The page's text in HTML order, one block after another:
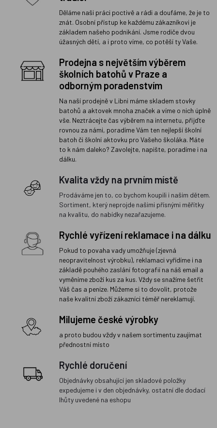
Děláme naši práci poctivě a rádi a doufáme, že je to
znát. Osobní přístup ke každému zákazníkovi je
základem našeho podnikání. Jsme rodiče dvou
úžasných dětí, a i proto víme, co potěší ty Vaše.
Prodejna s největším výběrem
školních batohů v Praze a
odborným poradenstvím
Na naší prodejně v Libni máme skladem stovky
batohů a aktovek mnoha značek a víme o nich úplně
vše. Neztrácejte čas výběrem na internetu, přijďte
rovnou za námi, poradíme Vám ten nejlepší školní
batoh či školní aktovku pro Vašeho školáka. Máte
to k nám daleko? Zavolejte, napište, poradíme i na
dálku.
Kvalita vždy na prvním místě
Prodáváme jen to, co bychom koupili i našim dětem.
Sortiment, který neprojde našimi přísnými měřítky
na kvalitu, do nabídky nezařazujeme.
Rychlé vyřízení reklamace i na dálku
Pokud to povaha vady umožňuje (zjevná
neopravitelnost výrobku), reklamaci vyřídíme i na
základě pouhého zaslání fotografií na náš email a
vyměníme zboží kus za kus. Vždy se snažíme šetřit
Váš čas a peníze. Můžeme si to dovolit, protože
naše kvalitní zboží zákazníci téměř nereklamují.
Milujeme české výrobky
a proto budou vždy v našem sortimentu zaujímat
přednostní místo
Rychlé doručení
Objednávky obsahující jen skladové položky
expedujeme i v den objednávky, ostatní dle dodací
lhůty uvedené na eshopu